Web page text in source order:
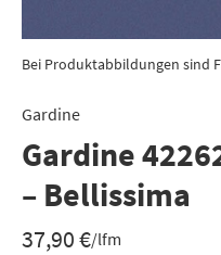
Bei Produktabbildungen sind
Gardine
Gardine
– Bellissima
37,90€/lfm